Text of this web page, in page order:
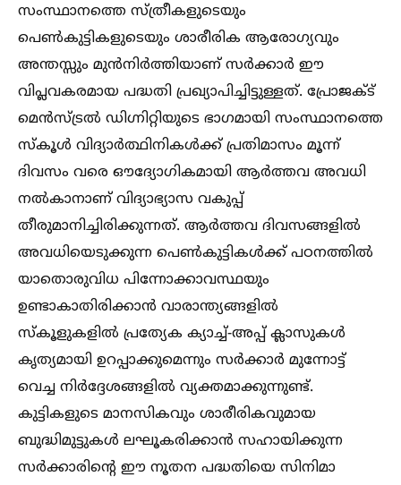
സംസ്ഥാനത്തെ സ്ത്രീകളുടെയും
പെണ്‍കുട്ടികളുടെയും ശാരീരിക ആരോഗ്യവും
അന്തസ്സും മുൻനിർത്തിയാണ് സർക്കാർ ഈ
വിപ്ലവകരമായ പദ്ധതി പ്രഖ്യാപിച്ചിട്ടുള്ളത്. പ്രോജക്‌ട്
മെൻസ്ട്രല്‍ ഡിഗ്നിറ്റിയുടെ ഭാഗമായി സംസ്ഥാനത്തെ
സ്കൂള്‍ വിദ്യാർത്ഥിനികള്‍ക്ക് പ്രതിമാസം മൂന്ന്
ദിവസം വരെ ഔദ്യോഗികമായി ആർത്തവ അവധി
നല്‍കാനാണ് വിദ്യാഭ്യാസ വകുപ്പ്
തീരുമാനിച്ചിരിക്കുന്നത്. ആർത്തവ ദിവസങ്ങളില്‍
അവധിയെടുക്കുന്ന പെണ്‍കുട്ടികള്‍ക്ക് പഠനത്തില്‍
യാതൊരുവിധ പിന്നോക്കാവസ്ഥയും
ഉണ്ടാകാതിരിക്കാൻ വാരാന്ത്യങ്ങളില്‍
സ്കൂളുകളില്‍ പ്രത്യേക ക്യാച്ച്‌-അപ്പ് ക്ലാസുകള്‍
കൃത്യമായി ഉറപ്പാക്കുമെന്നും സർക്കാർ മുന്നോട്ട്
വെച്ച നിർദ്ദേശങ്ങളില്‍ വ്യക്തമാക്കുന്നുണ്ട്.
കുട്ടികളുടെ മാനസികവും ശാരീരികവുമായ
ബുദ്ധിമുട്ടുകള്‍ ലഘൂകരിക്കാൻ സഹായിക്കുന്ന
സർക്കാരിന്റെ ഈ നൂതന പദ്ധതിയെ സിനിമാ